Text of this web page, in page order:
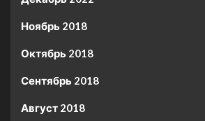
Ноябрь 2018
Октябрь 2018
Сентябрь 2018
Август 2018